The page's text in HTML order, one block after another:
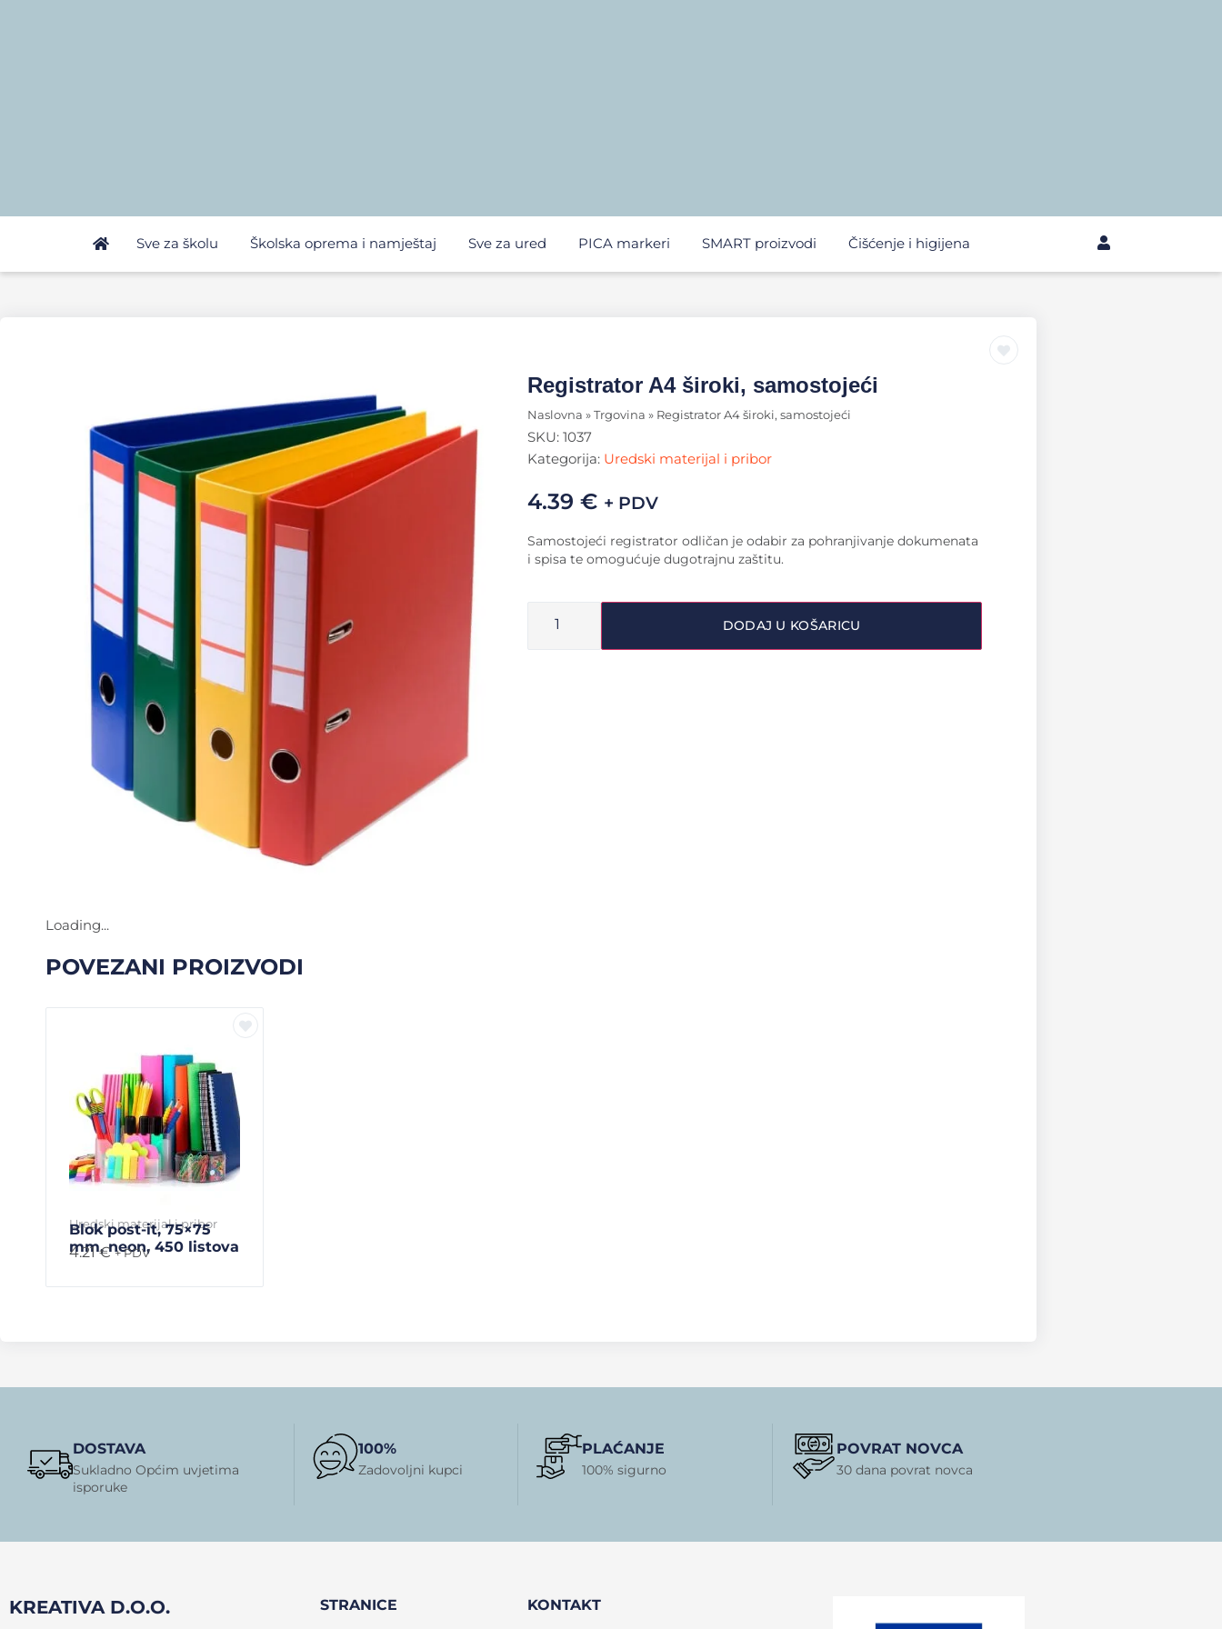
Sve za školu Školska oprema i namještaj Sve za ured PICA markeri SMART proizvodi Čišćenje i higijena
Registrator A4 široki, samostojeći
Naslovna » Trgovina » Registrator A4 široki, samostojeći
SKU: 1037
Kategorija: Uredski materijal i pribor
4.39 € + PDV
Samostojeći registrator odličan je odabir za pohranjivanje dokumenata
i spisa te omogućuje dugotrajnu zaštitu.
DODAJ U KOŠARICU
Loading...
POVEZANI PROIZVODI
Uredski materijal i pribor
Blok post-it, 75×75
mm, neon, 450 listova
4.21€ + PDV
DOSTAVA
Sukladno Općim uvjetima
isporuke
100%
Zadovoljni kupci
PLAĆANJE
100% sigurno
POVRAT NOVCA
30 dana povrat novca
KREATIVA D.O.O. STRANICE KONTAKT